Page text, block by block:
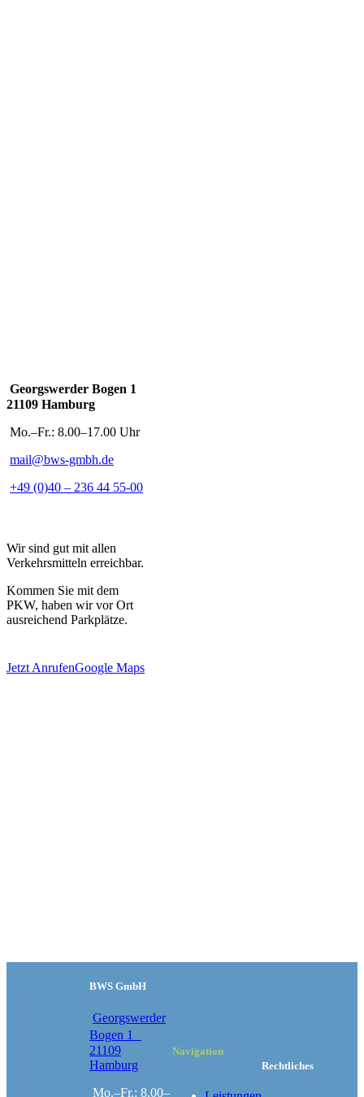
Georgswerder Bogen 1
21109 Hamburg
Mo.–Fr.: 8.00–17.00 Uhr
mail@bws-gmbh.de
+49 (0)40 – 236 44 55-00
Wir sind gut mit allen
Verkehrsmitteln erreichbar.
Kommen Sie mit dem
PKW, haben wir vor Ort
ausreichend Parkplätze.
Jetzt AnrufenGoogle Maps
BWS GmbH
Georgswerder
Bogen 1
21109
Hamburg
Mo.–Fr.: 8.00–
Navigation
Rechtliches